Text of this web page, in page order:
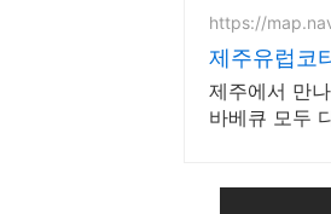
https://
제주유럽코
제주에서 만
바베큐 모두